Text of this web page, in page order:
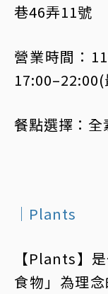
巷46弄11號
營業時間：
餐點選擇：
｜Plants
【Plants】
食物」為理